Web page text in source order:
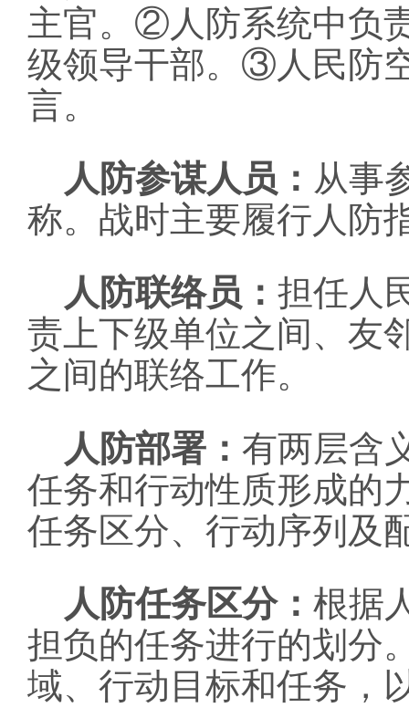
主官。②人防系统中负
级领导干部。③人民防
言。
人防参谋人员： 从事
称。战时主要履行人防
人防联络员： 担任人
责上下级单位之间、友
之间的联络工作。
人防部署： 有两层含
任务和行动性质形成的
任务区分、行动序列及
人防任务区分： 根据
担负的任务进行的划分
域、行动目标和任务，